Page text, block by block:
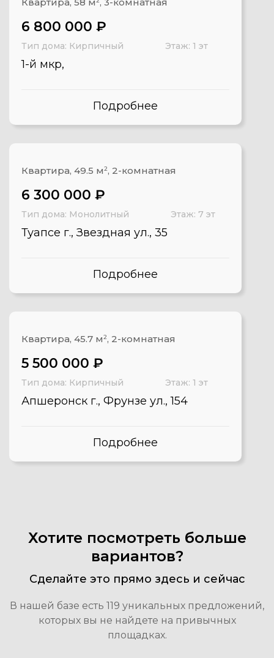
6 800 000 ₽
Тип дома: Кирпичный Этаж: 1 эт
1-й мкр,
Подробнее
Квартира, 49.5 м2, 2-комнатная
6 300 000 ₽
Тип дома: Монолитный Этаж: 7 эт
Туапсе г., Звездная ул., 35
Подробнее
Квартира, 45.7 м2, 2-комнатная
5 500 000 ₽
Тип дома: Кирпичный Этаж: 1 эт
Апшеронск г., Фрунзе ул., 154
Подробнее
Хотите посмотреть больше
вариантов?
Сделайте это прямо здесь и сейчас
В нашей базе есть 119 уникальных предложений,
которых вы не найдете на привычных
площадках.